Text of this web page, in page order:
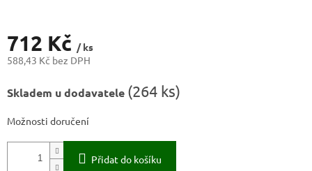
712 Kč / ks
588,43 Kč bez DPH
cena:
Skladem u dodavatele (264 ks)
Možnosti doručení
Přidat do košíku